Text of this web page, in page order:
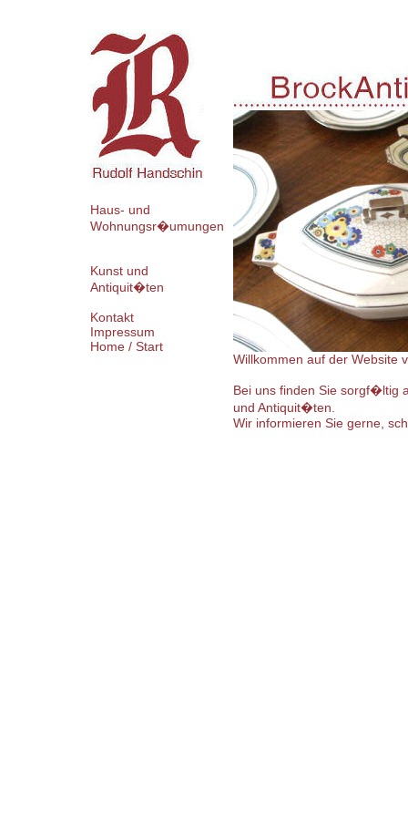
Haus- und
Wohnungsr�umungen
Kunst und
Antiquit�ten
Kontakt
Impressum
Home / Start
Willkommen auf der Website
Bei uns finden Sie sorgf�ltig
und Antiquit�ten.
Wir informieren Sie gerne,